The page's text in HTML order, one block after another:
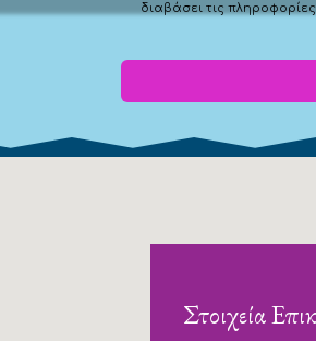
διαβάσει τις
Στοιχεία